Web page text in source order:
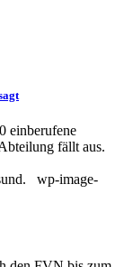
einberufene
fällt aus.
wp-image-